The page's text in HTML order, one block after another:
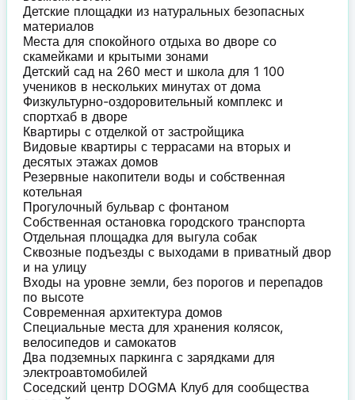
Детские площадки из натуральных безопасных
материалов
Места для спокойного отдыха во дворе со
скамейками и крытыми зонами
Детский сад на 260 мест и школа для 1 100
учеников в нескольких минутах от дома
Физкультурно-оздоровительный комплекс и
спортхаб в дворе
Квартиры с отделкой от застройщика
Видовые квартиры с террасами на вторых и
десятых этажах домов
Резервные накопители воды и собственная
котельная
Прогулочный бульвар с фонтаном
Собственная остановка городского транспорта
Отдельная площадка для выгула собак
Сквозные подъезды с выходами в приватный двор
и на улицу
Входы на уровне земли, без порогов и перепадов
по высоте
Современная архитектура домов
Специальные места для хранения колясок,
велосипедов и самокатов
Два подземных паркинга с зарядками для
электроавтомобилей
Соседский центр DOGMA Клуб для сообщества